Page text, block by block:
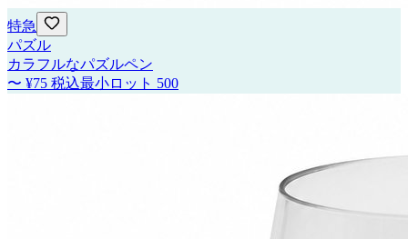
特急
パズル
カラフルなパズルペン
〜 ¥75 税込最小ロット 500